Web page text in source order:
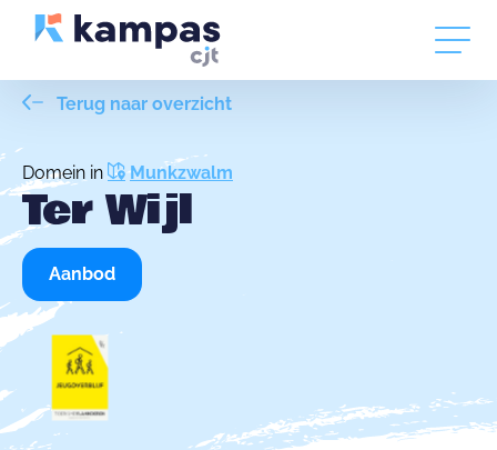
Terug naar overzicht
Domein in Munkzwalm
Ter Wijl
Aanbod